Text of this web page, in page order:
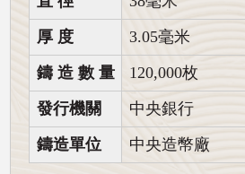
厚 度
3.05毫米
鑄 造 數 量
120,000枚
發行機關
中央銀行
鑄造單位
中央造幣廠